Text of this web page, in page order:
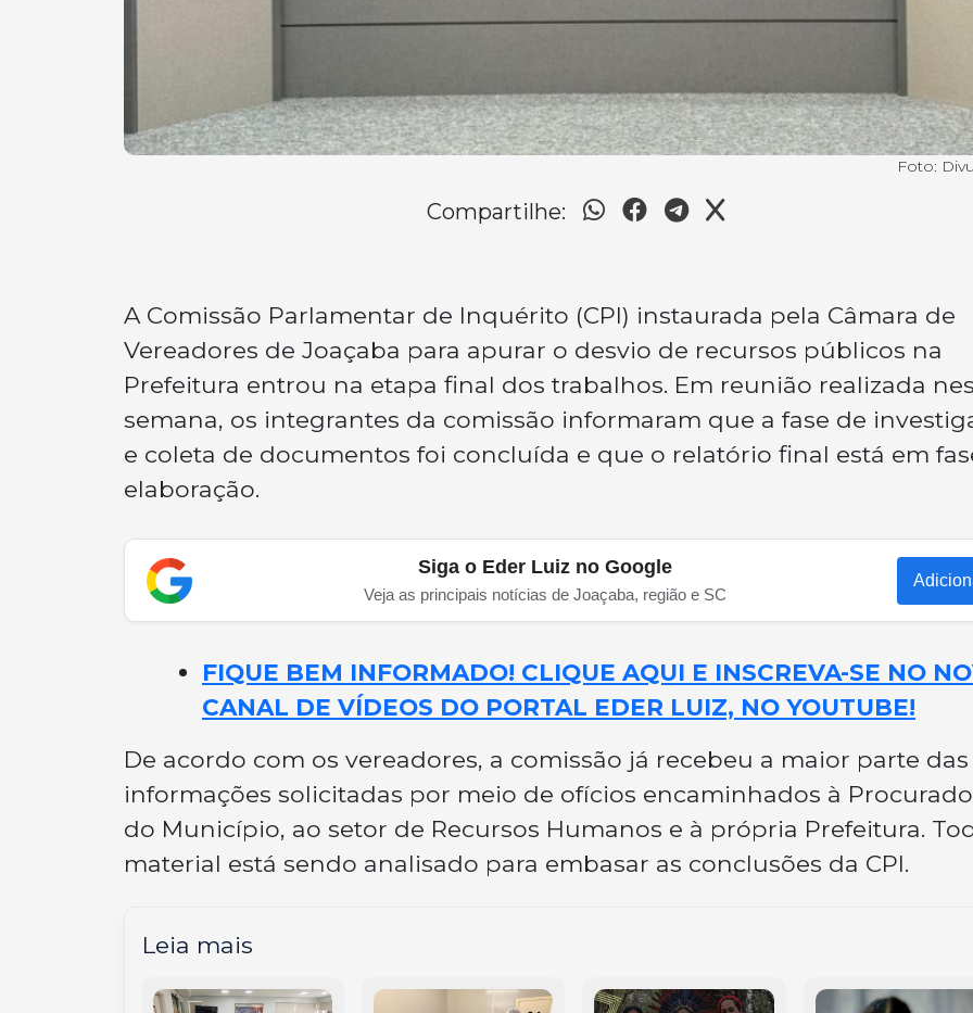
Foto:
Compartilhe:
A Comissão Parlamentar de Inquérito (CPI) instaurada pela Câmara de
Vereadores de Joaçaba para apurar o desvio de recursos públicos na
Prefeitura entrou na etapa final dos trabalhos. Em reunião realizada
semana, os integrantes da comissão informaram que a fase de
e coleta de documentos foi concluída e que o relatório final está em
elaboração.
Siga o Eder Luiz no Google
Veja as principais notícias de Joaçaba, região e SC
FIQUE BEM INFORMADO! CLIQUE AQUI E INSCREVA-SE NO
CANAL DE VÍDEOS DO PORTAL EDER LUIZ, NO YOUTUBE!
De acordo com os vereadores, a comissão já recebeu a maior parte das
informações solicitadas por meio de ofícios encaminhados à
do Município, ao setor de Recursos Humanos e à própria Prefeitura.
material está sendo analisado para embasar as conclusões da CPI.
Leia mais